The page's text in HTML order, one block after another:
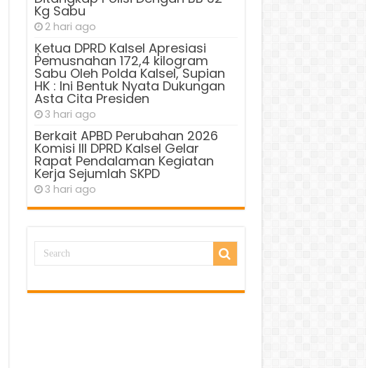
Kg Sabu
2 hari ago
Ķetua DPRD Kalsel Apresiasi
Pemusnahan 172,4 kilogram
Sabu Oleh Polda Kalsel, Supian
HK : Ini Bentuk Nyata Dukungan
Asta Cita Presiden
3 hari ago
Berkait APBD Perubahan 2026
Komisi III DPRD Kalsel Gelar
Rapat Pendalaman Kegiatan
Kerja Sejumlah SKPD
3 hari ago